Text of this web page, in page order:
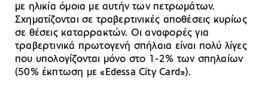
με ηλικία όμοια με αυτήν των πετρωμάτων.
Σχηματίζονται σε τραβερτινικές αποθέσεις κυρίως
σε θέσεις καταρρακτών. Οι αναφορές για
τραβερτινικά πρωτογενή σπήλαια είναι πολύ λίγες
που υπολογίζονται μόνο στο 1-2% των σπηλαίων
(50% έκπτωση με «Edessa City Card»).